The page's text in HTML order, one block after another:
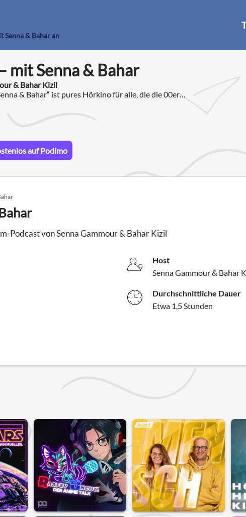
Senna & Bahar an
mit Senna & Bahar
& Bahar Kizil
& Bahar“ ist pures Hörkino für alle, die die 00er-
tragen.
auf Podimo
Podcast von Senna Gammour & Bahar Kizil
Host
Senna Gammour & Bahar
Durchschnittliche Dauer
Etwa 1,5 Stunden